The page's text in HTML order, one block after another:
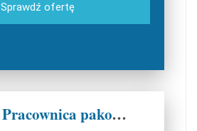
Sprawdź ofertę
Pracownik / Pracownica pakowni